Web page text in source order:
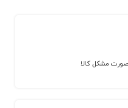
مشکل کالا